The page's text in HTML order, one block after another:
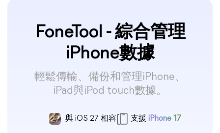
FoneTool - 綜合管理
iPhone數據
輕鬆傳輸、備份和管理iPhone、
iPad與iPod touch數據。
與 iOS 27 相容 支援 iPhone 17